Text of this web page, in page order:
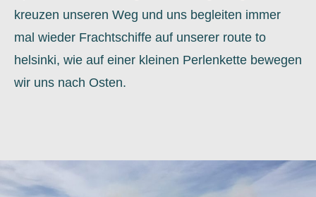
kreuzen unseren Weg und uns begleiten immer
mal wieder Frachtschiffe auf unserer route to
helsinki, wie auf einer kleinen Perlenkette bewegen
wir uns nach Osten.